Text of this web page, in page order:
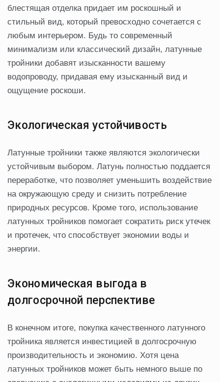
блестящая отделка придает им роскошный и
стильный вид, который превосходно сочетается с
любым интерьером. Будь то современный
минимализм или классический дизайн, латунные
тройники добавят изысканности вашему
водопроводу, придавая ему изысканный вид и
ощущение роскоши.
Экологическая устойчивость
Латунные тройники также являются экологически
устойчивым выбором. Латунь полностью поддается
переработке, что позволяет уменьшить воздействие
на окружающую среду и снизить потребление
природных ресурсов. Кроме того, использование
латунных тройников помогает сократить риск утечек
и протечек, что способствует экономии воды и
энергии.
Экономическая выгода в
долгосрочной перспективе
В конечном итоге, покупка качественного латунного
тройника является инвестицией в долгосрочную
производительность и экономию. Хотя цена
латунных тройников может быть немного выше по